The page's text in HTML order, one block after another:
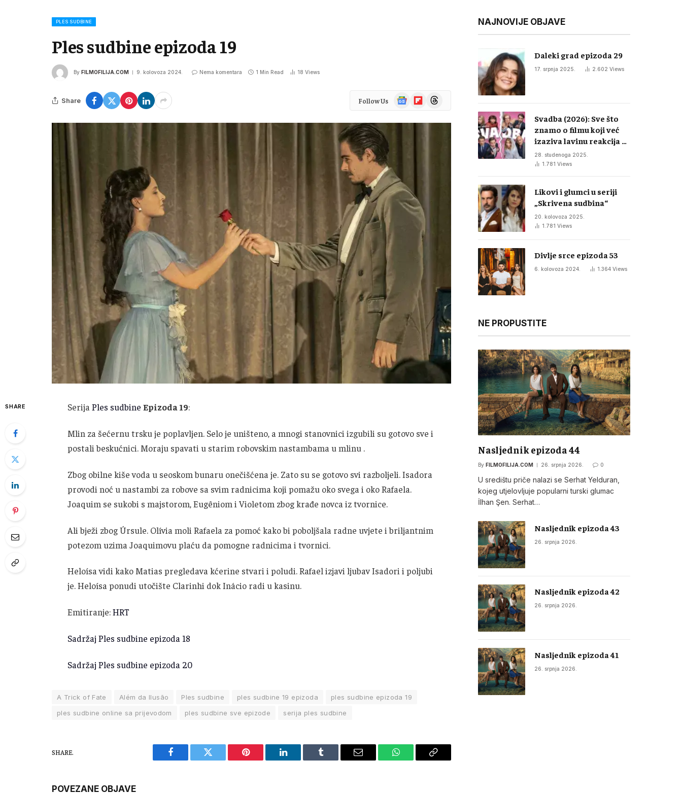
PLES SUDBINE
Ples sudbine epizoda 19
By FILMOFILIJA.COM 9. kolovoza 2024. Nema komentara 1 Min Read 18 Views
Share Follow Us
Google
News
FlipboardThreads
SHARE Serija Ples sudbine Epizoda 19:
Mlin za šećernu trsku je poplavljen. Selo je uništeno, a mnogi stanovnici izgubili su gotovo sve i
postali beskućnici. Moraju spavati u starim robovskim nastambama u mlinu .
Zbog obilne kiše voda u seoskom bunaru onečišćena je. Zato su se gotovo svi razboljeli. Isadora
provodi noć u nastambi za robove sa svim radnicima koji pomažu oko svega i oko Rafaela.
Joaquim se sukobi s majstorom, Eugêniom i Violetom zbog krađe novca iz tvornice.
Ali bježi zbog Úrsule. Olívia moli Rafaela za pomoć kako bi poboljšala radne uvjete i briljantnim
potezom uzima Joaquimovu plaću da pomogne radnicima i tvornici.
Heloísa vidi kako Matias pregledava kćerine stvari i poludi. Rafael izjavi ljubav Isadori i poljubi
je. Heloísa ponudi utočište Clarinhi dok Inácio radi u kasinu.
Emitiranje:HRT
Sadržaj Ples sudbine epizoda 18
Sadržaj Ples sudbine epizoda 20
A Trick of Fate Além da Ilusão Ples sudbine ples sudbine 19 epizoda
ples sudbine epizoda 19
ples sudbine online sa prijevodom
ples sudbine sve epizode serija ples sudbine
SHARE.
Facebook Twitter Pinterest LinkedIn Tumblr Email WhatsAppCopy
POVEZANE OBJAVE
NAJNOVIJE OBJAVE
Daleki grad epizoda 29
17. srpnja 2025. 2.602 Views
Svadba (2026): Sve što
znamo o filmu koji već
izaziva lavinu reakcija u
regiji
28. studenoga 2025.
1.781 Views
Likovi i glumci u seriji
„Skrivena sudbina“
20. kolovoza 2025.
1.781 Views
Divlje srce epizoda 53
6. kolovoza 2024. 1.364 Views
NE PROPUSTITE
Nasljednik epizoda 44
By FILMOFILIJA.COM 26. srpnja 2026. 0
U središtu priče nalazi se Serhat Yelduran,
kojeg utjelovljuje popularni turski glumac
İlhan Şen. Serhat…
Nasljednik epizoda 43
26. srpnja 2026.
Nasljednik epizoda 42
26. srpnja 2026.
Nasljednik epizoda 41
26. srpnja 2026.